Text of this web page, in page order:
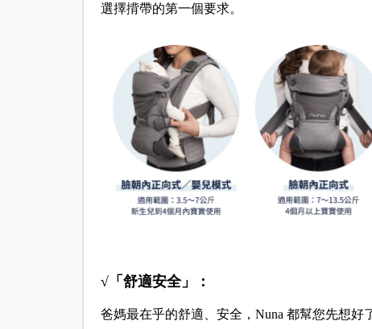
選擇揹帶的第一個要求。
√「舒適安全」：
爸媽最在乎的舒適、安全，Nuna 都幫您先想